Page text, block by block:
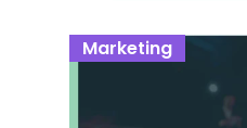
Marketing